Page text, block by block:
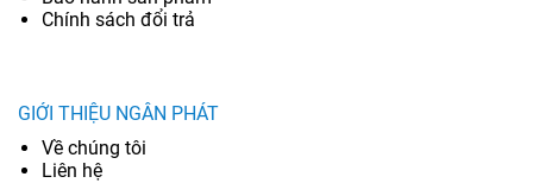
Chính sách đổi trả
GIỚI THIỆU NGÂN PHÁT
Về chúng tôi
Liên hệ